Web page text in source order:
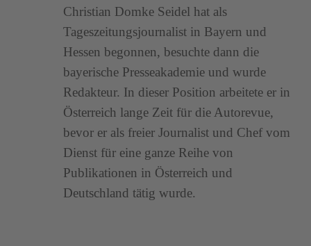
Christian Domke Seidel hat als
Tageszeitungsjournalist in Bayern und
Hessen begonnen, besuchte dann die
bayerische Presseakademie und wurde
Redakteur. In dieser Position arbeitete er in
Österreich lange Zeit für die Autorevue,
bevor er als freier Journalist und Chef vom
Dienst für eine ganze Reihe von
Publikationen in Österreich und
Deutschland tätig wurde.